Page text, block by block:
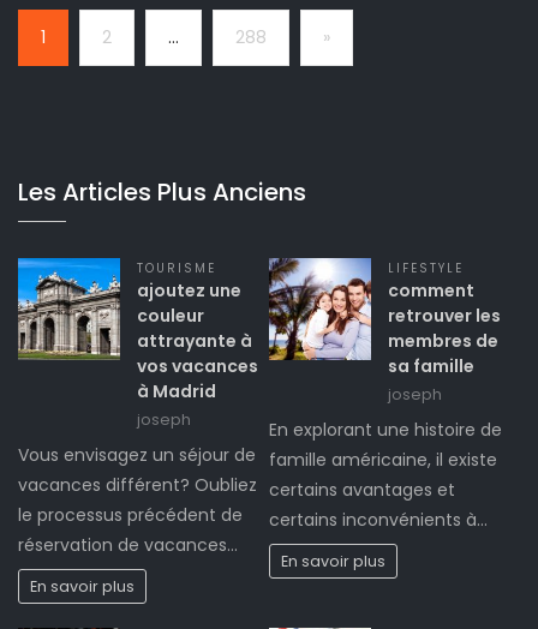
1 2 … 288 Next
»
Les Articles Plus Anciens
TOURISME
ajoutez une
couleur
attrayante à
vos vacances
à Madrid
joseph
Vous envisagez un séjour de
vacances différent? Oubliez
le processus précédent de
réservation de vacances…
En savoir plus
LIFESTYLE
comment
retrouver les
membres de
sa famille
joseph
En explorant une histoire de
famille américaine, il existe
certains avantages et
certains inconvénients à…
En savoir plus